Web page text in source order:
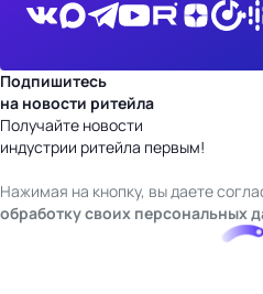
Подпишитесь
на новости ритейла
Получайте новости
индустрии ритейла первым!
Нажимая на кнопку, вы даете
обработку своих персональных